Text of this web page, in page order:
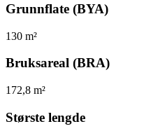
Grunnflate (BYA)
130 m²
Bruksareal (BRA)
172,8 m²
Største lengde